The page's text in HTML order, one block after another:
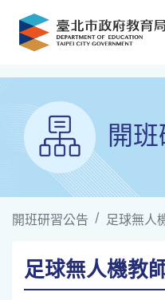
跳到主要內容
開
開班研習公告 足球無人
足球無人機教